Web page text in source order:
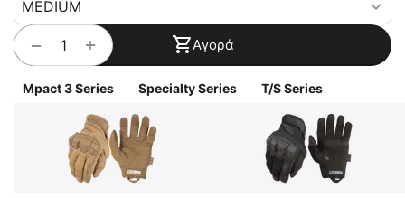
+
− Αγορά
Mpact 3 Series Specialty Series T/S Series